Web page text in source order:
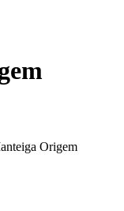
Origem